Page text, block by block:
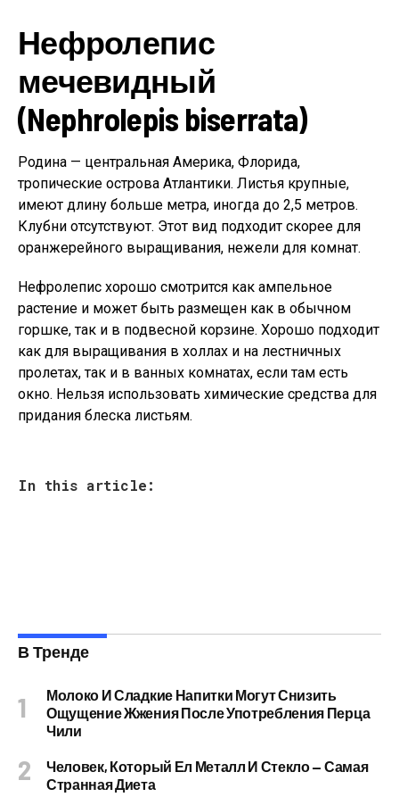
Нефролепис
мечевидный
(Nephrolepis biserrata)
Родина — центральная Америка, Флорида,
тропические острова Атлантики. Листья крупные,
имеют длину больше метра, иногда до 2,5 метров.
Клубни отсутствуют. Этот вид подходит скорее для
оранжерейного выращивания, нежели для комнат.
Нефролепис хорошо смотрится как ампельное
растение и может быть размещен как в обычном
горшке, так и в подвесной корзине. Хорошо подходит
как для выращивания в холлах и на лестничных
пролетах, так и в ванных комнатах, если там есть
окно. Нельзя использовать химические средства для
придания блеска листьям.
In this article:
В Тренде
Молоко И Сладкие Напитки Могут Снизить
Ощущение Жжения После Употребления Перца
Чили
Человек, Который Ел Металл И Стекло — Самая
Странная Диета